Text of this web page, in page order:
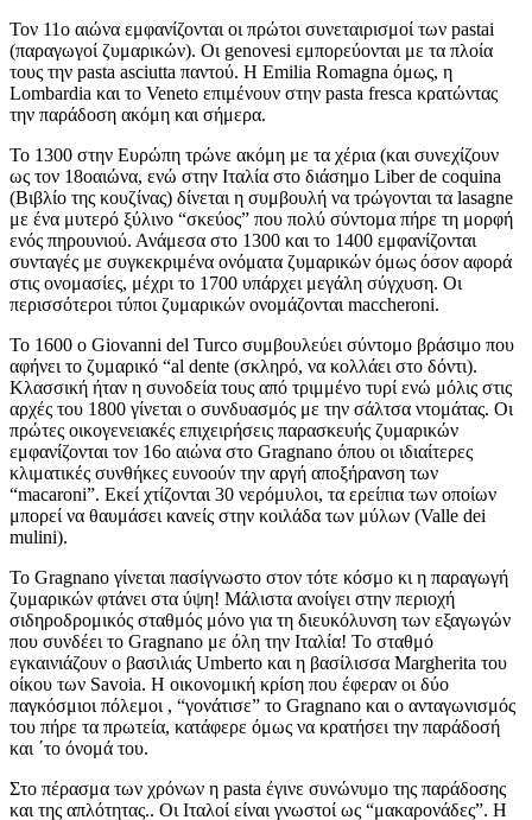
Τον 11ο αιώνα εμφανίζονται οι πρώτοι συνεταιρισμοί των pastai
(παραγωγοί ζυμαρικών). Οι genovesi εμπορεύονται με τα πλοία
τους την pasta asciutta παντού. Η Emilia Romagna όμως, η
Lombardia και το Veneto επιμένουν στην pasta fresca κρατώντας
την παράδοση ακόμη και σήμερα.
Το 1300 στην Ευρώπη τρώνε ακόμη με τα χέρια (και συνεχίζουν
ως τον 18οαιώνα, ενώ στην Ιταλία στο διάσημο Liber de coquina
(Βιβλίο της κουζίνας) δίνεται η συμβουλή να τρώγονται τα lasagne
με ένα μυτερό ξύλινο “σκεύος” που πολύ σύντομα πήρε τη μορφή
ενός πηρουνιού. Ανάμεσα στο 1300 και το 1400 εμφανίζονται
συνταγές με συγκεκριμένα ονόματα ζυμαρικών όμως όσον αφορά
στις ονομασίες, μέχρι το 1700 υπάρχει μεγάλη σύγχυση. Οι
περισσότεροι τύποι ζυμαρικών ονομάζονται maccheroni.
Το 1600 ο Giovanni del Turco συμβουλεύει σύντομο βράσιμο που
αφήνει το ζυμαρικό “al dente (σκληρό, να κολλάει στο δόντι).
Κλασσική ήταν η συνοδεία τους από τριμμένο τυρί ενώ μόλις στις
αρχές του 1800 γίνεται ο συνδυασμός με την σάλτσα ντομάτας. Οι
πρώτες οικογενειακές επιχειρήσεις παρασκευής ζυμαρικών
εμφανίζονται τον 16ο αιώνα στο Gragnano όπου οι ιδιαίτερες
κλιματικές συνθήκες ευνοούν την αργή αποξήρανση των
“macaroni”. Εκεί χτίζονται 30 νερόμυλοι, τα ερείπια των οποίων
μπορεί να θαυμάσει κανείς στην κοιλάδα των μύλων (Valle dei
mulini).
Το Gragnano γίνεται πασίγνωστο στον τότε κόσμο κι η παραγωγή
ζυμαρικών φτάνει στα ύψη! Μάλιστα ανοίγει στην περιοχή
σιδηροδρομικός σταθμός μόνο για τη διευκόλυνση των εξαγωγών
που συνδέει το Gragnano με όλη την Ιταλία! Το σταθμό
εγκαινιάζουν ο βασιλιάς Umberto και η βασίλισσα Margherita του
οίκου των Savoia. Η οικονομική κρίση που έφεραν οι δύο
παγκόσμιοι πόλεμοι , “γονάτισε” το Gragnano και ο ανταγωνισμός
του πήρε τα πρωτεία, κατάφερε όμως να κρατήσει την παράδοσή
και ΄το όνομά του.
Στο πέρασμα των χρόνων η pasta έγινε συνώνυμο της παράδοσης
και της απλότητας.. Οι Ιταλοί είναι γνωστοί ως “μακαρονάδες”. Η